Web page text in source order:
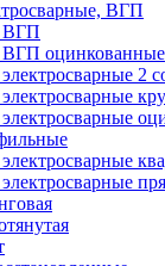
ВГП
ВГП
оцинкованные
2